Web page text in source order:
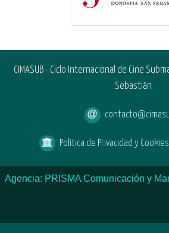
CIMASUB - Ciclo Internacional de Cine
Sebastián
Política de Privacidad y Cookies
Agencia: PRISMA Comunicación y